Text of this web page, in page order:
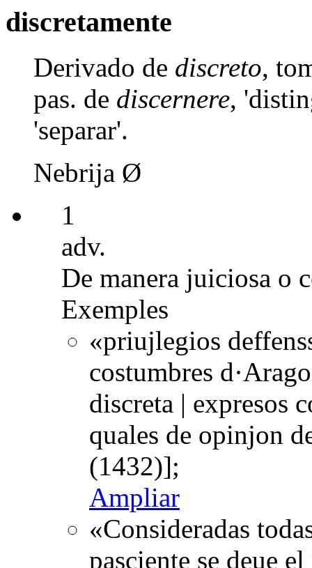
discretamente
Derivado de discreto,
pas. de discernere,
'separar'.
Nebrija Ø
1
adv.
De manera juiciosa o
Exemples
«priujlegios
costumbres
discreta | expresos
quales de opinjon
(1432)];
Ampliar
«Consideradas
pasciente se deue